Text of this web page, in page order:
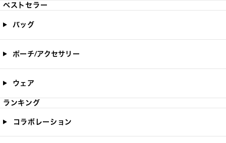
ベストセラー
バッグ
ポーチ/アクセサリー
ウェア
ランキング
コラボレーション